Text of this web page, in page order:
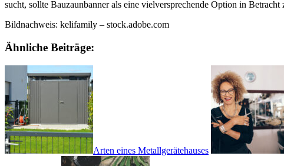
sucht, sollte Bauzaunbanner als eine vielversprechende Option in Betracht
Bildnachweis: kelifamily – stock.adobe.com
Ähnliche Beiträge:
Arten eines Metallgerätehauses